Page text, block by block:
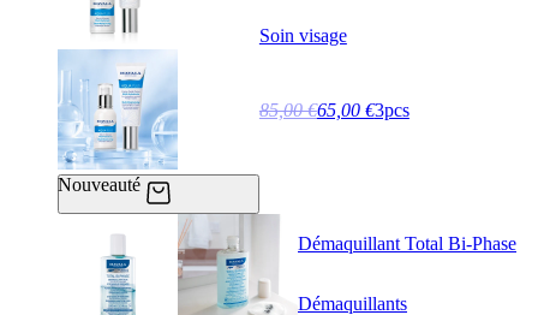
Nouveauté
Soin visage
85,00 €65,00 €3pcs
Démaquillant Total Bi-Phase
Démaquillants